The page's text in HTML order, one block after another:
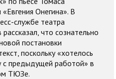
Онегина». В
службе театра
что сознательно
постановки
поскольку «хотелось
с предыдущей работой» в
ТЮЗе.